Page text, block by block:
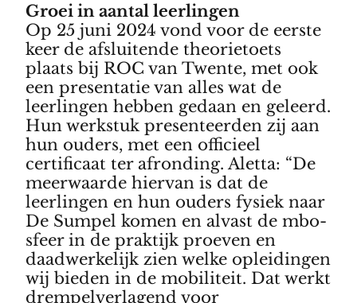
Groei in aantal leerlingen
Op 25 juni 2024 vond voor de eerste
keer de afsluitende theorietoets
plaats bij ROC van Twente, met ook
een presentatie van alles wat de
leerlingen hebben gedaan en geleerd.
Hun werkstuk presenteerden zij aan
hun ouders, met een officieel
certificaat ter afronding. Aletta: “De
meerwaarde hiervan is dat de
leerlingen en hun ouders fysiek naar
De Sumpel komen en alvast de mbo-
sfeer in de praktijk proeven en
daadwerkelijk zien welke opleidingen
wij bieden in de mobiliteit. Dat werkt
drempelverlagend voor